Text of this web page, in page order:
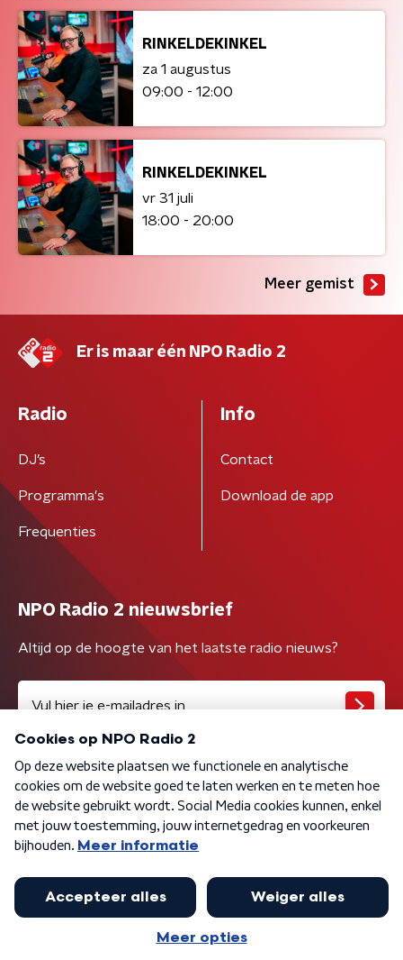
RINKELDEKINKEL
za 1 augustus
09:00 - 12:00
RINKELDEKINKEL
vr 31 juli
18:00 - 20:00
Meer gemist
Er is maar één NPO Radio 2
Radio
DJ’s
Programma's
Frequenties
Info
Contact
Download de app
NPO Radio 2 nieuwsbrief
Altijd op de hoogte van het laatste radio nieuws?
Algemene voorwaarden